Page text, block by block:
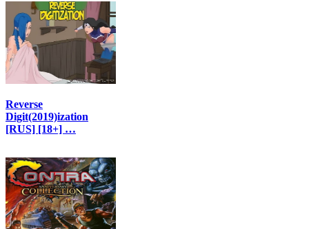
Reverse
Digit(2019)ization
[RUS] [18+] …